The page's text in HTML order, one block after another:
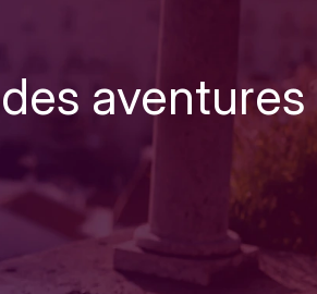
aventures